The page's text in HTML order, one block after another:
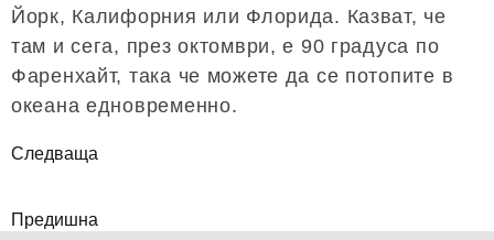
Йорк, Калифорния или Флорида. Казват, че
там и сега, през октомври, е 90 градуса по
Фаренхайт, така че можете да се потопите в
океана едновременно.
Следваща
Предишна